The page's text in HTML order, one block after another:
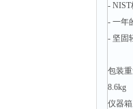
-
- 一年
- 坚固
包装重
8.6kg
仪器